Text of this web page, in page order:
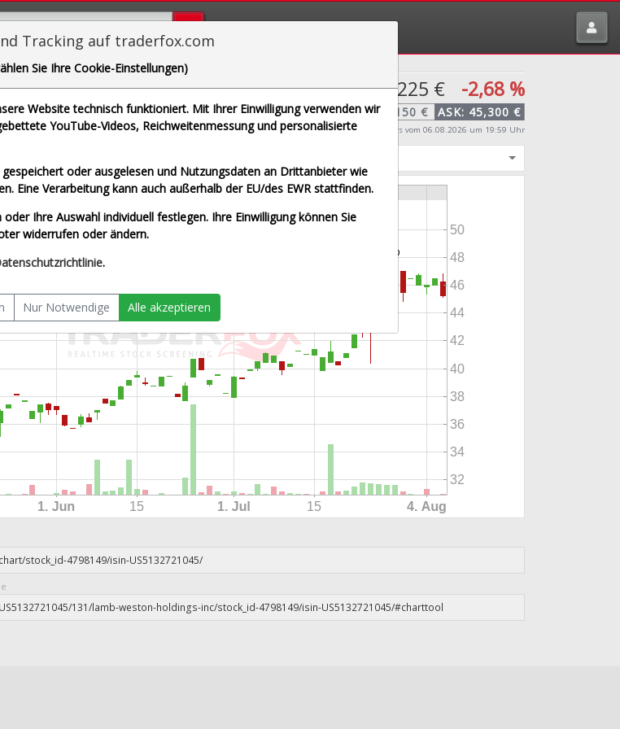
Holdings Inc. 45,225 € -2,68 %
BID:45,150 € ASK: 45,300 €
Echtzeit-Aktienkurs vom 06.08.2026 um 19:59 Uhr
Tracking auf traderfox.com
Sie Ihre Cookie-Einstellungen)
Website technisch funktioniert. Mit Ihrer Einwilligung verwenden wir
YouTube-Videos, Reichweitenmessung und personalisierte
oder ausgelesen und Nutzungsdaten an Drittanbieter wie
Eine Verarbeitung kann auch außerhalb der EU/des EWR stattfinden.
Ihre Auswahl individuell festlegen. Ihre Einwilligung können Sie
widerrufen oder ändern.
.
Nur Notwendige Alle akzeptieren